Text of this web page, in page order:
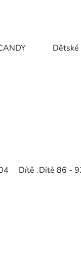
Dítě 110 - 116
Dětské
Dítě 86 -